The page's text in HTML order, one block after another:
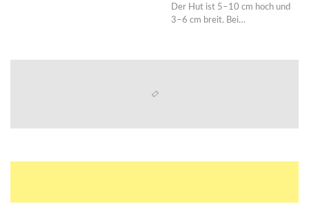
Der Hut ist 5–10 cm hoch und
3–6 cm breit. Bei…